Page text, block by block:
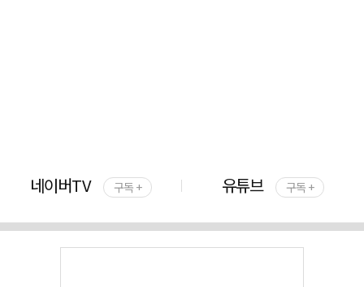
네이버TV 구독 + 유튜브 구독 +